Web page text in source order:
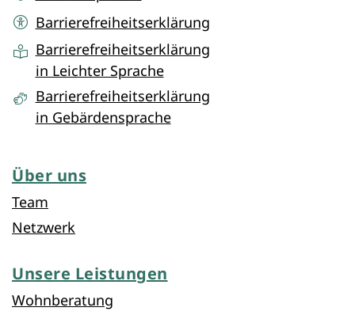
Barrierefreiheitserklärung
Barrierefreiheitserklärung
in Leichter Sprache
Barrierefreiheitserklärung
in Gebärdensprache
Über uns
Team
Netzwerk
Unsere Leistungen
Wohnberatung